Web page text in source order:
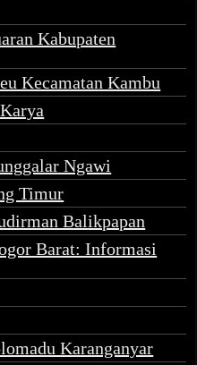
Kabupaten
Kecamatan Kambu
Ngawi
Timur
Balikpapan
Barat: Informasi
Karanganyar